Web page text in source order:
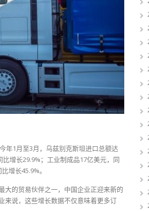
年1月至3月，乌兹别克斯坦进口总额达
增长29.9%；工业制成品17亿美元，同
增长45.9%。
大的贸易伙伴之一，中国企业正迎来新的
来说，这些增长数据不仅意味着更多订